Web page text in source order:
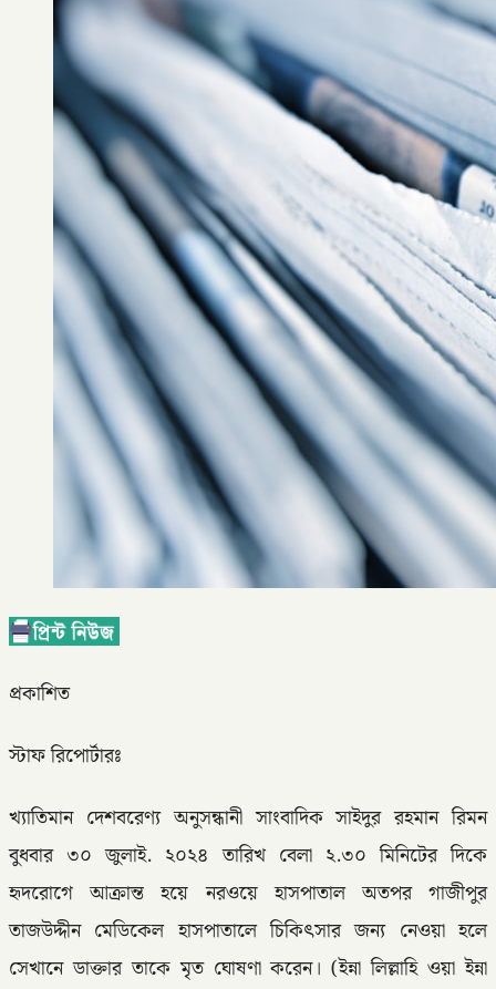
প্রকাশিত
স্টাফ রিপোর্টারঃ
খ্যাতিমান দেশবরেণ্য অনুসন্ধানী সাংবাদিক সাইদুর রহমান রিমন
বুধবার ৩০ জুলাই. ২০২৪ তারিখ বেলা ২.৩০ মিনিটের দিকে
হৃদরোগে আক্রান্ত হয়ে নরওয়ে হাসপাতাল অতপর গাজীপুর
তাজউদ্দীন মেডিকেল হাসপাতালে চিকিৎসার জন্য নেওয়া হলে
সেখানে ডাক্তার তাকে মৃত ঘোষণা করেন। (ইন্না লিল্লাহি ওয়া ইন্না